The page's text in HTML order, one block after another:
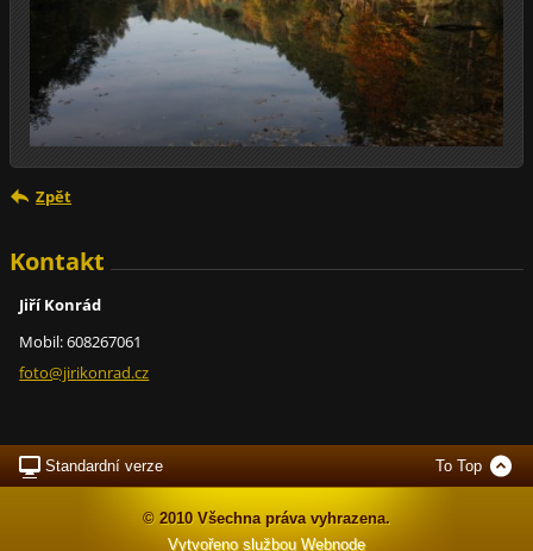
Zpět
Kontakt
Jiří Konrád
Mobil: 608267061
foto@jirikonrad.cz
Standardní verze To Top
© 2010 Všechna práva vyhrazena.
Vytvořeno službou Webnode